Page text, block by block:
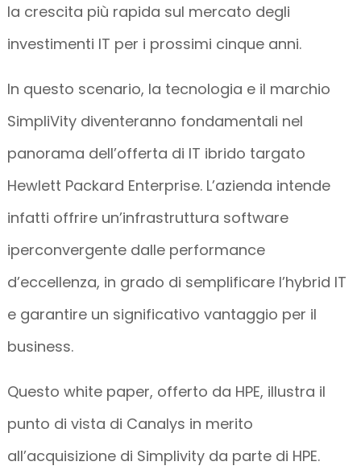
la crescita più rapida sul mercato degli
investimenti IT per i prossimi cinque anni.
In questo scenario, la tecnologia e il marchio
SimpliVity diventeranno fondamentali nel
panorama dell’offerta di IT ibrido targato
Hewlett Packard Enterprise. L’azienda intende
infatti offrire un’infrastruttura software
iperconvergente dalle performance
d’eccellenza, in grado di semplificare l’hybrid IT
e garantire un significativo vantaggio per il
business.
Questo white paper, offerto da HPE, illustra il
punto di vista di Canalys in merito
all’acquisizione di Simplivity da parte di HPE.